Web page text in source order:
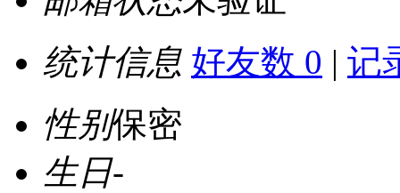
统计信息 好友数 0 | 记
性别保密
生日-